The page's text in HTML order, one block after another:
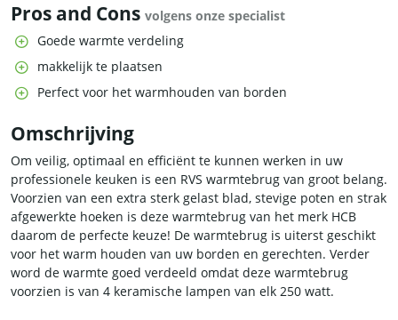
Pros and Cons volgens onze specialist
Goede warmte verdeling
makkelijk te plaatsen
Perfect voor het warmhouden van borden
Omschrijving
Om veilig, optimaal en efficiënt te kunnen werken in uw
professionele keuken is een RVS warmtebrug van groot belang.
Voorzien van een extra sterk gelast blad, stevige poten en strak
afgewerkte hoeken is deze warmtebrug van het merk HCB
daarom de perfecte keuze! De warmtebrug is uiterst geschikt
voor het warm houden van uw borden en gerechten. Verder
word de warmte goed verdeeld omdat deze warmtebrug
voorzien is van 4 keramische lampen van elk 250 watt.